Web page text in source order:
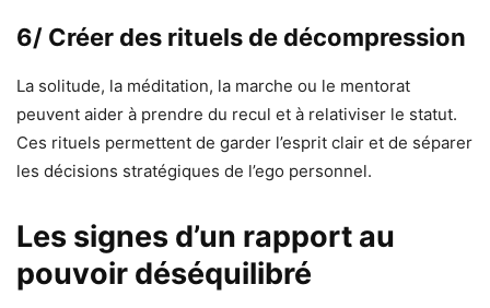
6/ Créer des rituels de décompression
La solitude, la méditation, la marche ou le mentorat
peuvent aider à prendre du recul et à relativiser le statut.
Ces rituels permettent de garder l’esprit clair et de séparer
les décisions stratégiques de l’ego personnel.
Les signes d’un rapport au
pouvoir déséquilibré